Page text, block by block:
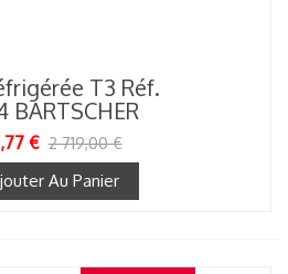
T3 Réf.
BARTSCHER
€ 2 719,00 €
Au Panier